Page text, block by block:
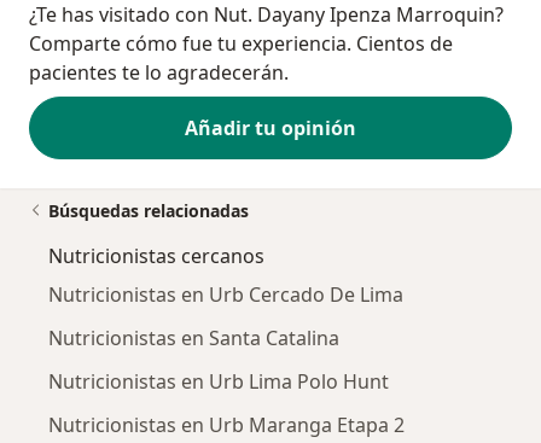
¿Te has visitado con Nut. Dayany Ipenza Marroquin?
Comparte cómo fue tu experiencia. Cientos de
pacientes te lo agradecerán.
Añadir tu opinión
Búsquedas relacionadas
Nutricionistas cercanos
Nutricionistas en Urb Cercado De Lima
Nutricionistas en Santa Catalina
Nutricionistas en Urb Lima Polo Hunt
Nutricionistas en Urb Maranga Etapa 2